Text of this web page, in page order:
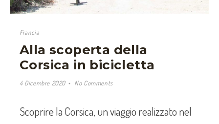
Francia
Alla scoperta della
Corsica in bicicletta
4 Dicembre 2020 No Comments
Scoprire la Corsica, un viaggio realizzato nel